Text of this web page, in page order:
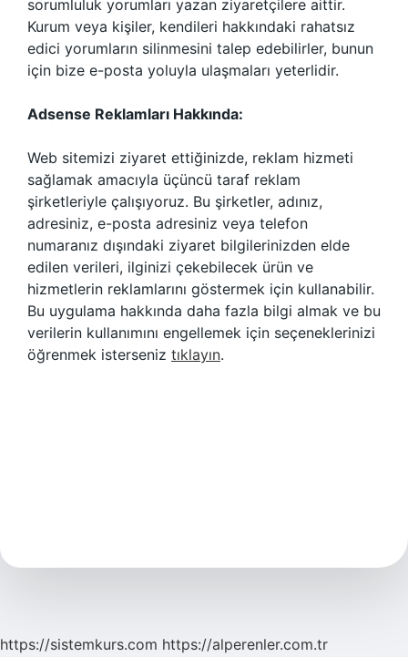
sorumluluk yorumları yazan ziyaretçilere aittir.
Kurum veya kişiler, kendileri hakkındaki rahatsız
edici yorumların silinmesini talep edebilirler, bunun
için bize e-posta yoluyla ulaşmaları yeterlidir.
Adsense Reklamları Hakkında:
Web sitemizi ziyaret ettiğinizde, reklam hizmeti
sağlamak amacıyla üçüncü taraf reklam
şirketleriyle çalışıyoruz. Bu şirketler, adınız,
adresiniz, e-posta adresiniz veya telefon
numaranız dışındaki ziyaret bilgilerinizden elde
edilen verileri, ilginizi çekebilecek ürün ve
hizmetlerin reklamlarını göstermek için kullanabilir.
Bu uygulama hakkında daha fazla bilgi almak ve bu
verilerin kullanımını engellemek için seçeneklerinizi
öğrenmek isterseniz tıklayın.
https://sistemkurs.com https://alperenler.com.tr